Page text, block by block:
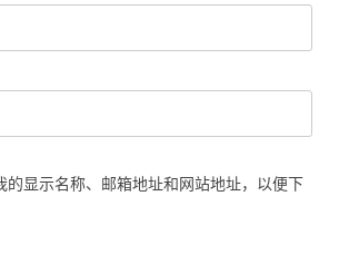
的显示名称、邮箱地址和网站地址，以便下